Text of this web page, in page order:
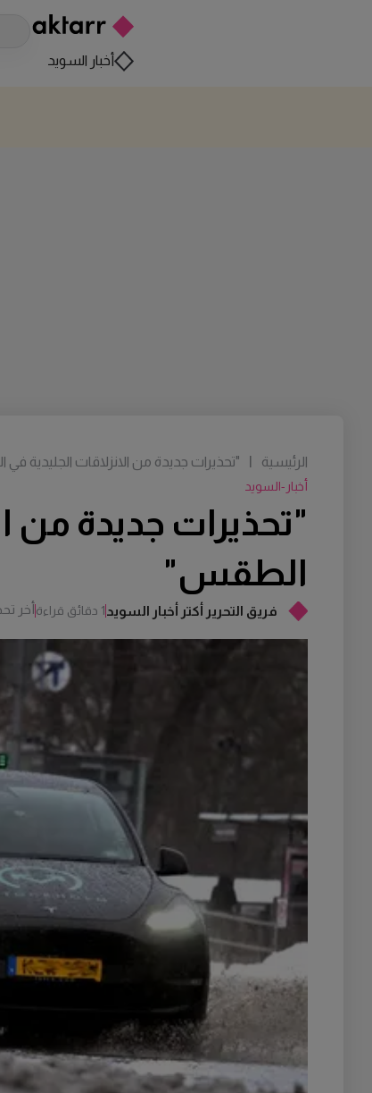
أخبار السويد
فريق التحرير أكتر أخبار السويد1 دقائق قراءة أخر
"تحذيرات جديدة من
الطقس"
أخبار-السويد
الرئيسية "تحذيرات جديدة من الانزلاقات الجليدية